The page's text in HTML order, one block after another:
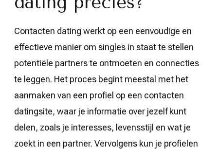
Contacten dating werkt op een eenvoudige en
effectieve manier om singles in staat te stellen
potentiële partners te ontmoeten en connecties
te leggen. Het proces begint meestal met het
aanmaken van een profiel op een contacten
datingsite, waar je informatie over jezelf kunt
delen, zoals je interesses, levensstijl en wat je
zoekt in een partner. Vervolgens kun je profielen